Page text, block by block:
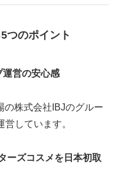
つのポイント
営の安心感
の株式会社IBJのグルー
しています。
ーズコスメを日本初取